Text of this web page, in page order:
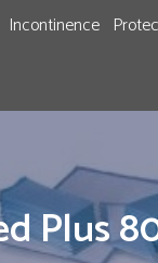
Incontinence
Plus